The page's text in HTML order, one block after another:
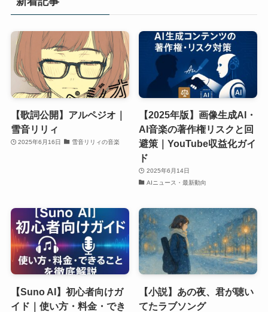
【歌詞公開】アルペジオ｜
雪音リリィ
2025年6月16日 雪音リリィの音楽
【2025年版】画像生成AI・
AI音楽の著作権リスクと回
避策｜YouTube収益化ガイ
ド
2025年6月14日
AIニュース・最新動向
【Suno AI】初心者向けガ
イド｜使い方・料金・でき
【小説】あの夜、君が聴い
てたラブソング